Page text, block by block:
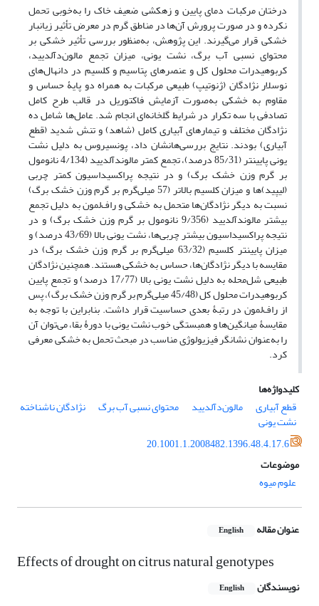
درختان مرکبات دمای پایین و زهکشی ضعیف خاک را به‌خوبی تحمل
نکرده و در صورت پرورش آن‌ها در مناطق گرم در معرض تأثیر زیانبار
خشکی‌ قرار می‌گیرند. این پژوهش، به‌منظور بررسی تأثیر خشکی بر
محتوای نسبی آب برگ، نشت یونی، میزان تجمع مالون‌د‌آلدیید،
کربوهیدرات محلول کل و عنصرهای پتاسیم و کلسیم در دانهال‌های
نوسلار نژادگان (ژنوتیپ) طبیعی مرکبات به همراه دو پایۀ حساس و
مقاوم به خشکی به‌صورت آزمایش فاکتوریل در قالب طرح کامل
تصادفی با سه تکرار در شرایط گلخانه‌ای انجام شد. عامل‌ها شامل ده
نژادگان مختلف و تیمار‌های آبیاری کامل (شاهد) و تنش شدید (قطع
آبیاری) بودند. نتایج بررسی‌هانشان داد، پونسیروس به دلیل نشت
یونی پایین­تر (85/31 درصد)، تجمع کمتر مالون­دآلدیید (4/134 نانومول
بر گرم وزن خشک برگ) و در نتیجه پراکسیداسیون کمتر چربی
(لیپید)ها و میزان کلسیم بالاتر (57 میلی‌گرم بر گرم وزن خشک برگ)
نسبت به دیگر نژادگان‌ها متحمل به خشکی و راف‌لمون به دلیل تجمع
بیشتر مالون­دآلدیید (9/356 نانومول بر گرم وزن خشک برگ) و در
نتیجه پراکسیداسیون بیشتر چربی‌ها، نشت یونی بالا (43/69 درصد) و
میزان پایین­تر کلسیم (63/32 میلی‌گرم بر گرم وزن خشک برگ) در
مقایسه با دیگر نژادگان‌ها، حساس به خشکی هستند. همچنین نژادگان
طبیعی شل‌محله به دلیل نشت یونی بالا (17/77 درصد) و تجمع پایین
کربوهیدرات محلول کل (45/48 میلی‌گرم بر گرم وزن خشک برگ)، پس
از راف‌لمون در رتبۀ بعدی حساسیت قرار داشت. بنابراین با توجه به
مقایسۀ میانگین‌ها و همبستگی خوب نشت یونی با دورۀ بقا، می‌توان آن‌
را به‌عنوان نشانگر فیزیولوژی مناسب در مبحث تحمل به خشکی معرفی
کرد.
کلیدواژه‌ها
قطع آبیاری
مالون‌د‌آلدیید محتوای نسبی آب برگ نژادگان ناشناخته
نشت یونی
20.1001.1.2008482.1396.48.4.17.6
موضوعات
علوم میوه
عنوان مقاله English
Effects of drought on citrus natural genotypes
نویسندگان English